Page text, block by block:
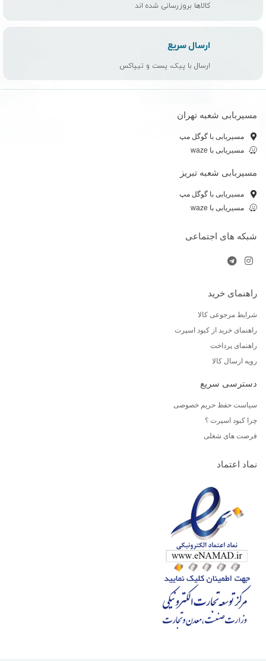
کالاها بروزرسانی شده اند
ارسال سریع
ارسال با پیک، پست و تیپاکس
مسیربابی شعبه تهران
مسیریابی با گوگل مپ
مسیریابی با waze
مسیربابی شعبه تبریز
مسیریابی با گوگل مپ
مسیریابی با waze
شبکه های اجتماعی
راهنمای خرید
شرایط مرجوعی کالا
راهنمای خرید از کبود اسپرت
راهنمای پرداخت
رویه ارسال کالا
دسترسی سریع
سیاست حفظ حریم خصوصی
چرا کبود اسپرت ؟
فرصت های شغلی
نماد اعتماد